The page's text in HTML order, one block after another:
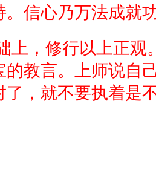
信心乃万法成就功
，修行以上正观
教言。上师说自
，就不要执着是